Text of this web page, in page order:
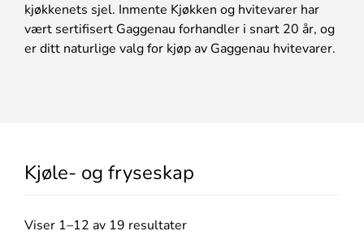
kjøkkenets sjel. Inmente Kjøkken og hvitevarer har
vært sertifisert Gaggenau forhandler i snart 20 år, og
er ditt naturlige valg for kjøp av Gaggenau hvitevarer.
Kjøle- og fryseskap
Viser 1–12 av 19 resultater